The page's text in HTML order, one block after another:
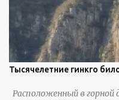
Тысячелетние гинкго
Расположенный в горной